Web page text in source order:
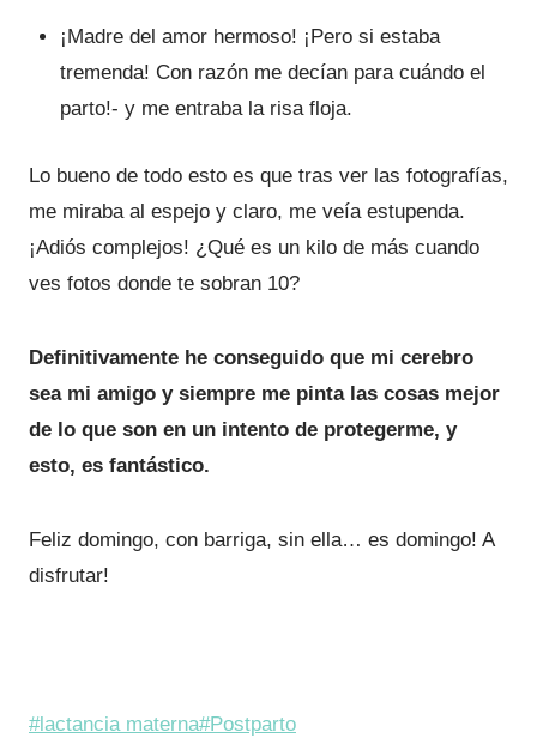
¡Madre del amor hermoso! ¡Pero si estaba
tremenda! Con razón me decían para cuándo el
parto!- y me entraba la risa floja.
Lo bueno de todo esto es que tras ver las fotografías,
me miraba al espejo y claro, me veía estupenda.
¡Adiós complejos! ¿Qué es un kilo de más cuando
ves fotos donde te sobran 10?
Definitivamente he conseguido que mi cerebro
sea mi amigo y siempre me pinta las cosas mejor
de lo que son en un intento de protegerme, y
esto, es fantástico.
Feliz domingo, con barriga, sin ella… es domingo! A
disfrutar!
Etiquetas
#lactancia materna#Postparto